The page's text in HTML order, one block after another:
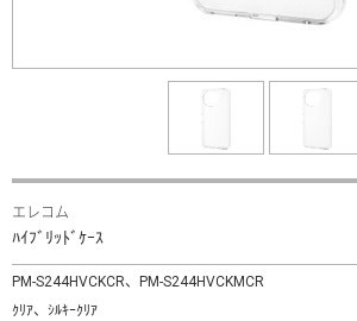
エレコム
ﾊｲﾌﾞﾘｯﾄﾞｹｰｽ
PM-S244HVCKCR、PM-S244HVCKMCR
ｸﾘｱ、ｼﾙｷｰｸﾘｱ